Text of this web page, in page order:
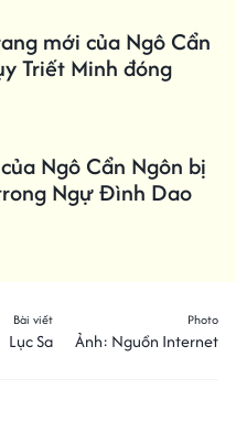
mới của Ngô Cẩn
Triết Minh đóng
Ngô Cẩn Ngôn bị
Ngự Đình Dao
Bài viết
Lục Sa
Photo
Ảnh: Nguồn Internet